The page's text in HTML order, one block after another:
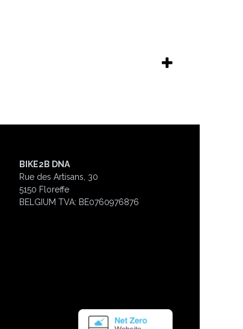
BIKE2B DNA
Rue des Artisans, 30
5150 Floreffe
BELGIUM TVA: BE0760976876